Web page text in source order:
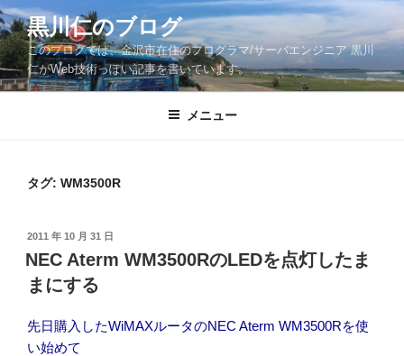
コ
ン
テ
ン
ツ
黒川仁のブログ
このブログでは、金沢市在住のプログラマ/サーバエンジニア 黒川
仁がWeb技術っぽい記事を書いています。
メニュー
タグ: WM3500R
投
稿
日:
2011 年 10 月 31 日
NEC Aterm WM3500RのLEDを点灯したま
まにする
先日購入したWiMAXルータのNEC Aterm WM3500Rを使
い始めて